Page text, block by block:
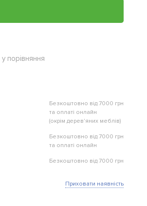
порівняння
Безкоштовно від 7000 грн
та оплаті онлайн
(окрім дерев'яних меблів)
Безкоштовно від 7000 грн
та оплаті онлайн
Безкоштовно від 7000 грн
Приховати наявність